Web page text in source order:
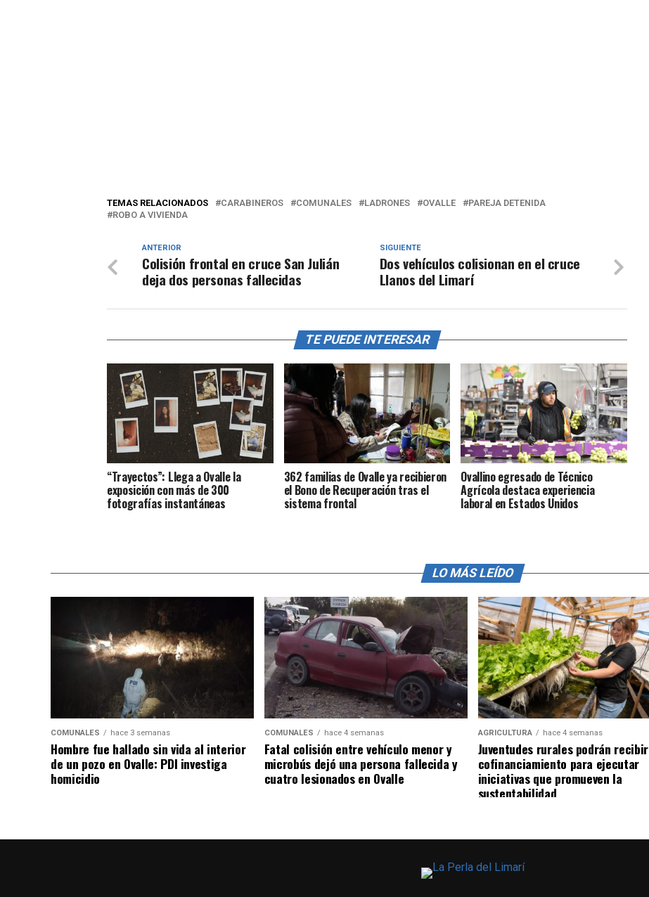
TEMAS RELACIONADOS CARABINEROS COMUNALES LADRONES OVALLE
PAREJA DETENIDA
ROBO A VIVIENDA
SIGUIENTE
Dos vehículos colisionan en el cruce
Llanos del Limarí
ANTERIOR
Colisión frontal en cruce San Julián
deja dos personas fallecidas
TE PUEDE INTERESAR
“Trayectos”: Llega a Ovalle la
exposición con más de 300
fotografías instantáneas
362 familias de Ovalle ya recibieron
el Bono de Recuperación tras el
sistema frontal
Ovallino egresado de Técnico
Agrícola destaca experiencia
laboral en Estados Unidos
LO MÁS LEÍDO
COMUNALES hace 3 semanas
Hombre fue hallado sin vida al interior
de un pozo en Ovalle: PDI investiga
homicidio
COMUNALES hace 4 semanas
Fatal colisión entre vehículo menor y
microbús dejó una persona fallecida y
cuatro lesionados en Ovalle
AGRICULTURA hace 4 semanas
Juventudes rurales podrán recibir
cofinanciamiento para ejecutar
iniciativas que promueven la
sustentabilidad